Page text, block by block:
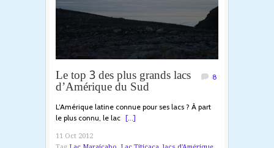
Le top 3 des plus grands lacs
d’Amérique du Sud
8
L’Amérique latine connue pour ses lacs ? À part
le plus connu, le lac [...]
11 Oct 2012